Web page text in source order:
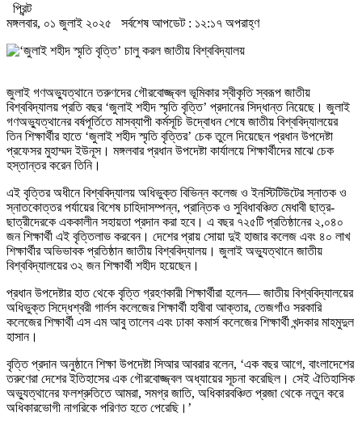
প্রিন্ট
মঙ্গলবার, ০১ জুলাই ২০২৫ সর্বশেষ আপডেট : ১২:১৭ অপরাহ্ণ
জুলাই গণঅভ্যুত্থানে তরুণদের গৌরবোজ্জ্বল ভূমিকার স্বীকৃতি স্বরূপ জাতীয়
বিশ্ববিদ্যালয় প্রতি বছর ‘জুলাই শহীদ স্মৃতি বৃত্তি’ প্রদানের সিদ্ধান্ত নিয়েছে। জুলাই
গণঅভ্যুত্থানের বর্ষপূর্তিতে মাসব্যাপী কর্মসূচি উদ্বোধন শেষে জাতীয় বিশ্ববিদ্যালয়ের
তিন শিক্ষার্থীর হাতে ‘জুলাই শহীদ স্মৃতি বৃত্তির’ চেক তুলে দিয়েছেন প্রধান উপদেষ্টা
প্রফেসর মুহাম্মদ ইউনূস। মঙ্গলবার প্রধান উপদেষ্টা কার্যালয়ে শিক্ষার্থীদের মাঝে চেক
হস্তান্তর করেন তিনি।
এই বৃত্তির অধীনে বিশ্ববিদ্যালয় অধিভুক্ত বিভিন্ন কলেজ ও ইনস্টিটিউটের স্নাতক ও
স্নাতকোত্তর পর্যায়ের বিশেষ চাহিদাসম্পন্ন, প্রান্তিক ও সুবিধাবঞ্চিত মেধাবী ছাত্র-
ছাত্রীদেরকে এককালীন সহায়তা প্রদান করা হবে। এ বছর ৭২৫টি প্রতিষ্ঠানের ২,০৪০
জন শিক্ষার্থী এই বৃত্তিলাভ করবেন। দেশের প্রায় সোয়া দুই হাজার কলেজ এবং ৪০ লাখ
শিক্ষার্থীর অভিভাবক প্রতিষ্ঠান জাতীয় বিশ্ববিদ্যালয়। জুলাই অভ‍্যুত্থানে জাতীয়
বিশ্ববিদ্যালয়ের ৩২ জন শিক্ষার্থী শহীদ হয়েছেন।
প্রধান উপদেষ্টার হাত থেকে বৃত্তি গ্রহণকারী শিক্ষার্থীরা হলেন— জাতীয় বিশ্ববিদ্যালয়ের
অধিভুক্ত সিদ্ধেশ্বরী গার্লস কলেজের শিক্ষার্থী হাবীবা আক্তার, তেজগাঁও সরকারি
কলেজের শিক্ষার্থী এস এম আবু তালেব এবং ঢাকা কমার্স কলেজের শিক্ষার্থী খন্দকার মাহমুদুল
হাসান।
বৃত্তি প্রদান অনুষ্ঠানে শিক্ষা উপদেষ্টা সিআর আবরার বলেন, ‘এক বছর আগে, বাংলাদেশের
তরুণেরা দেশের ইতিহাসের এক গৌরবোজ্জ্বল অধ্যায়ের সূচনা করেছিল। সেই ঐতিহাসিক
অভ্যুত্থানের ফলশ্রুতিতে আমরা, সমগ্র জাতি, অধিকারবঞ্চিত প্রজা থেকে নতুন করে
অধিকারভোগী নাগরিকে পরিণত হতে পেরেছি।’